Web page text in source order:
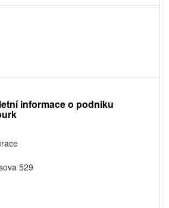
informace o podniku
529